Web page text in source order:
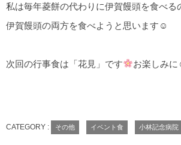
私は毎年菱餅の代わりに伊賀饅頭を食べる
伊賀饅頭の両方を食べようと思います☺
次回の行事食は「花見」です お楽しみ
CATEGORY : その他 イベント食 小林記念病院